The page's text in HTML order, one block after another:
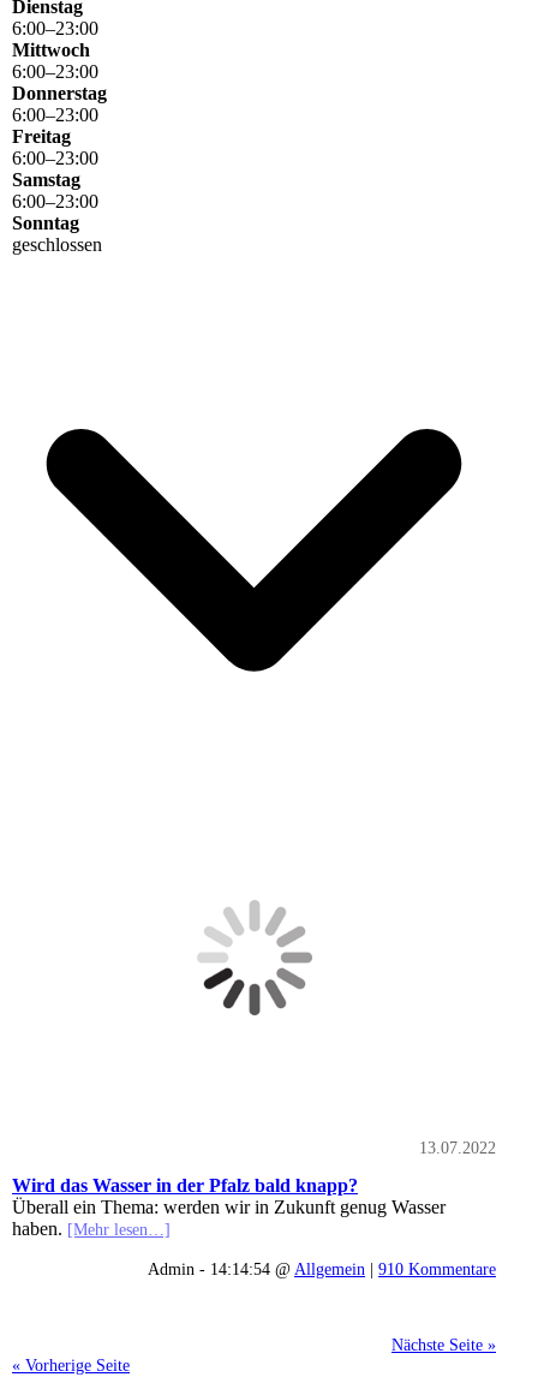
Dienstag
6:00–23:00
Mittwoch
6:00–23:00
Donnerstag
6:00–23:00
Freitag
6:00–23:00
Samstag
6:00–23:00
Sonntag
geschlossen
13.07.2022
Wird das Wasser in der Pfalz bald knapp?
Überall ein Thema: werden wir in Zukunft genug Wasser
haben. [Mehr lesen…]
Admin - 14:14:54 @ Allgemein | 910 Kommentare
Nächste Seite »
« Vorherige Seite